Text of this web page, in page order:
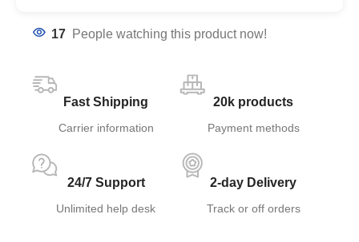
17 People watching this product now!
Fast Shipping
Carrier information
20k products
Payment methods
24/7 Support
Unlimited help desk
2-day Delivery
Track or off orders